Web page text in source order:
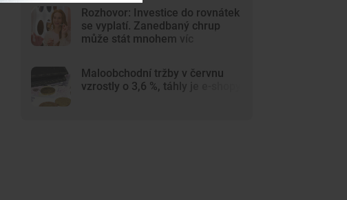
Rozhovor: Investice do rovnátek
se vyplatí. Zanedbaný chrup
může stát mnohem víc
Maloobchodní tržby v červnu
vzrostly o 3,6 %, táhly je e-shopy